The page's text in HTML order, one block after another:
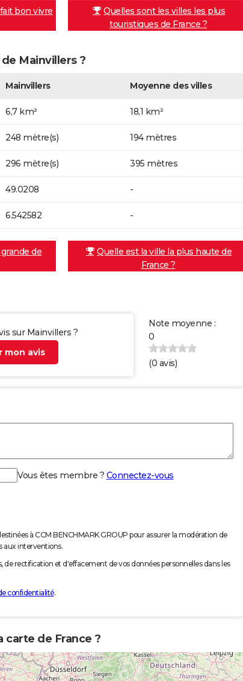
bon vivre
Quelles sont les villes les plus
touristiques de France ?
Mainvillers ?
Mainvillers Moyenne des villes
6,7 km² 18,1 km²
248 mètre(s) 194 mètres
296 mètre(s) 395 mètres
49.0208 -
6.542582 -
de
Quelle est la ville la plus haute de
France ?
sur Mainvillers ?
mon avis
Note moyenne :
0
(0 avis)
Vous êtes membre ? Connectez-vous
à CCM BENCHMARK GROUP pour assurer la modération de
aux interventions.
de rectification et d'effacement de vos données personnelles dans les
confidentialité.
carte de France ?